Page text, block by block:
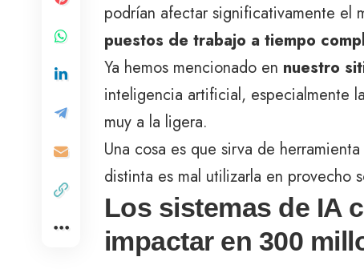
podrían afectar significativamente el
puestos de trabajo a tiempo
Ya hemos mencionado en nuestro
inteligencia artificial, especialmente
muy a la ligera.
Una cosa es que sirva de
distinta es mal utilizarla en provecho
Los sistemas de IA
impactar en 300